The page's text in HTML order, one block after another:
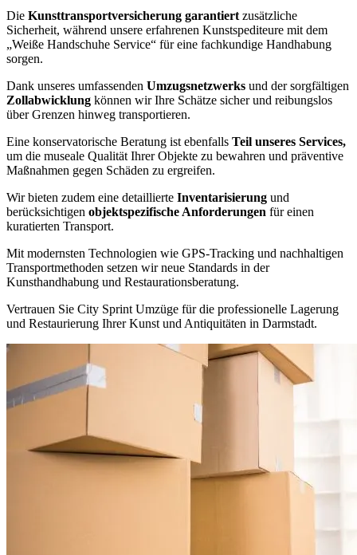
Die Kunsttransportversicherung garantiert zusätzliche
Sicherheit, während unsere erfahrenen Kunstspediteure mit dem
„Weiße Handschuhe Service“ für eine fachkundige Handhabung
sorgen.
Dank unseres umfassenden Umzugsnetzwerks und der sorgfältigen
Zollabwicklung können wir Ihre Schätze sicher und reibungslos
über Grenzen hinweg transportieren.
Eine konservatorische Beratung ist ebenfalls Teil unseres Services,
um die museale Qualität Ihrer Objekte zu bewahren und präventive
Maßnahmen gegen Schäden zu ergreifen.
Wir bieten zudem eine detaillierte Inventarisierung und
berücksichtigen objektspezifische Anforderungen für einen
kuratierten Transport.
Mit modernsten Technologien wie GPS-Tracking und nachhaltigen
Transportmethoden setzen wir neue Standards in der
Kunsthandhabung und Restaurationsberatung.
Vertrauen Sie City Sprint Umzüge für die professionelle Lagerung
und Restaurierung Ihrer Kunst und Antiquitäten in Darmstadt.